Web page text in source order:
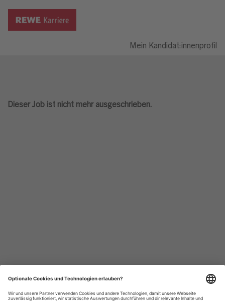
Mein Kandidat:innenprofil
Dieser Job ist nicht mehr ausgeschrieben.
Datenschutzhinweise